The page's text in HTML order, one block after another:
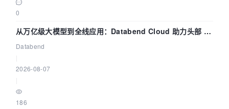
0
从万亿级大模型到全线应用：Databend Cloud 助力头部 AI
企业构建全链路 Trace 数据管道
Databend
2026-08-07
186